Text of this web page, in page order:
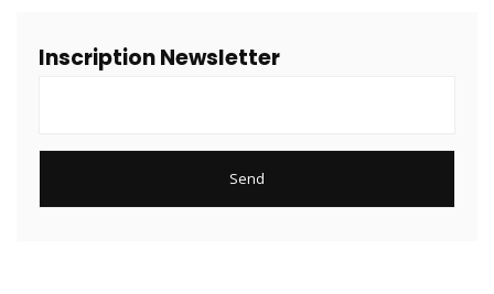
Inscription Newsletter